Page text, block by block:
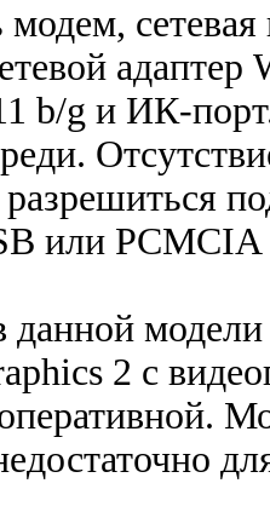
модем,
b/g и ИК-
разрешиться
или PCMCIA
данной
2 с